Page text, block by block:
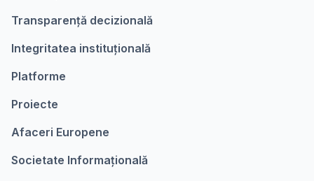
Transparență decizională
Integritatea instituțională
Platforme
Proiecte
Afaceri Europene
Societate Informațională